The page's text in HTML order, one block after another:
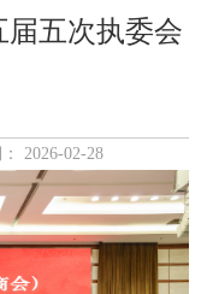
五次执委会
2026-02-28